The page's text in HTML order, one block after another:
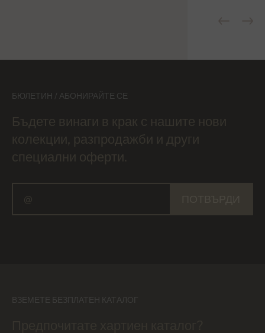
БЮЛЕТИН / АБОНИРАЙТЕ СЕ
Бъдете винаги в крак с нашите нови
колекции, разпродажби и други
специални оферти.
ВЗЕМЕТЕ БЕЗПЛАТЕН КАТАЛОГ